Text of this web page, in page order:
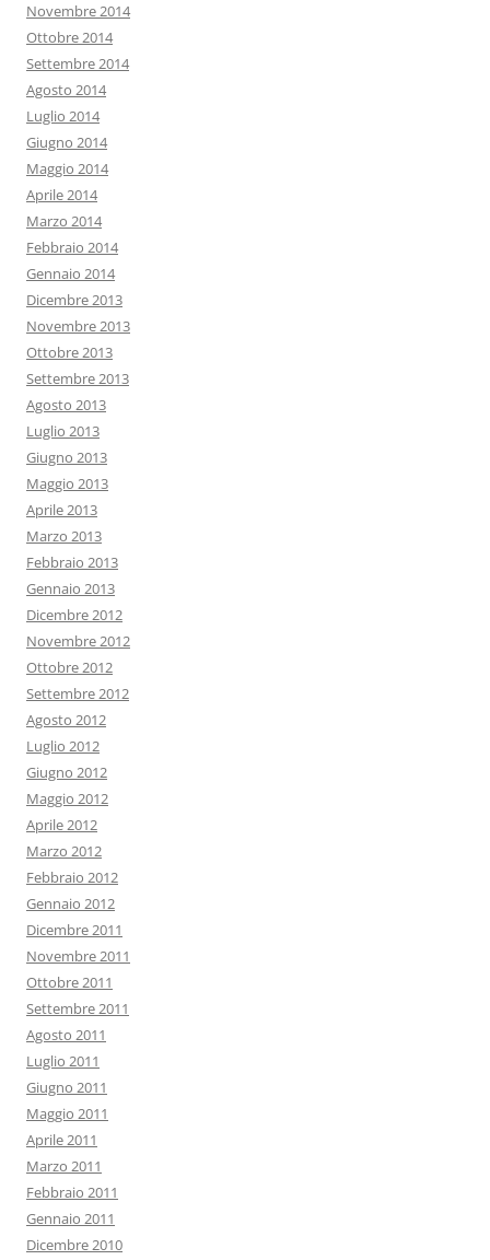
Novembre 2014
Ottobre 2014
Settembre 2014
Agosto 2014
Luglio 2014
Giugno 2014
Maggio 2014
Aprile 2014
Marzo 2014
Febbraio 2014
Gennaio 2014
Dicembre 2013
Novembre 2013
Ottobre 2013
Settembre 2013
Agosto 2013
Luglio 2013
Giugno 2013
Maggio 2013
Aprile 2013
Marzo 2013
Febbraio 2013
Gennaio 2013
Dicembre 2012
Novembre 2012
Ottobre 2012
Settembre 2012
Agosto 2012
Luglio 2012
Giugno 2012
Maggio 2012
Aprile 2012
Marzo 2012
Febbraio 2012
Gennaio 2012
Dicembre 2011
Novembre 2011
Ottobre 2011
Settembre 2011
Agosto 2011
Luglio 2011
Giugno 2011
Maggio 2011
Aprile 2011
Marzo 2011
Febbraio 2011
Gennaio 2011
Dicembre 2010